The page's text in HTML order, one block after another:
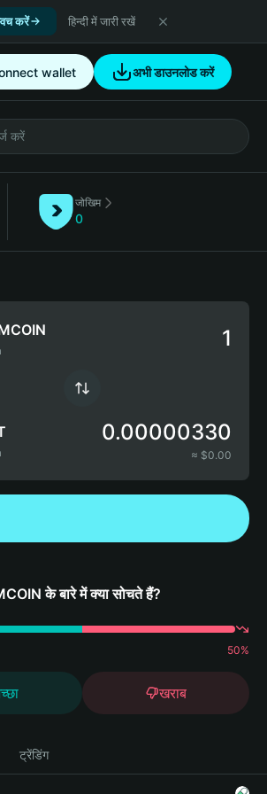
करें हिन्दी में जारी रखें
wallet अभी डाउनलोड करें
जोखिम
0
0.00000330
≈ $0.00
के बारे में क्या सोचते हैं?
50%
खराब
ट्रेंडिंग